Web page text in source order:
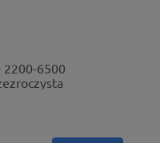
2200-6500